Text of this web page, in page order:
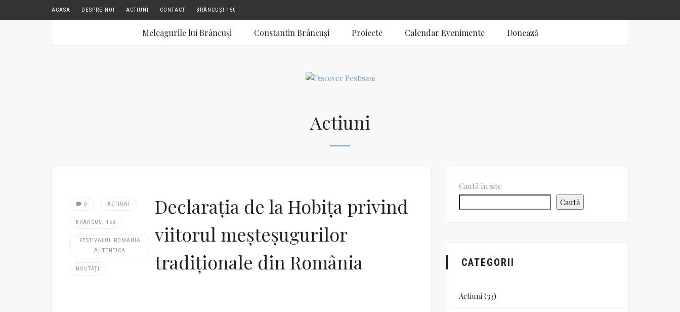
ACASA DESPRE NOI ACTIUNI CONTACT BRÂNCUȘI 150
Meleagurile lui Brâncuși Constantin Brâncuși Proiecte Calendar Evenimente Donează
Actiuni
0 ACTIUNI
BRÂNCUȘI 150
FESTIVALUL ROMANIA
AUTENTICA
NOUTĂȚI
Declarația de la Hobița privind
viitorul meșteșugurilor
tradiționale din România
Caută în site
Caută
CATEGORII
Actiuni (33)